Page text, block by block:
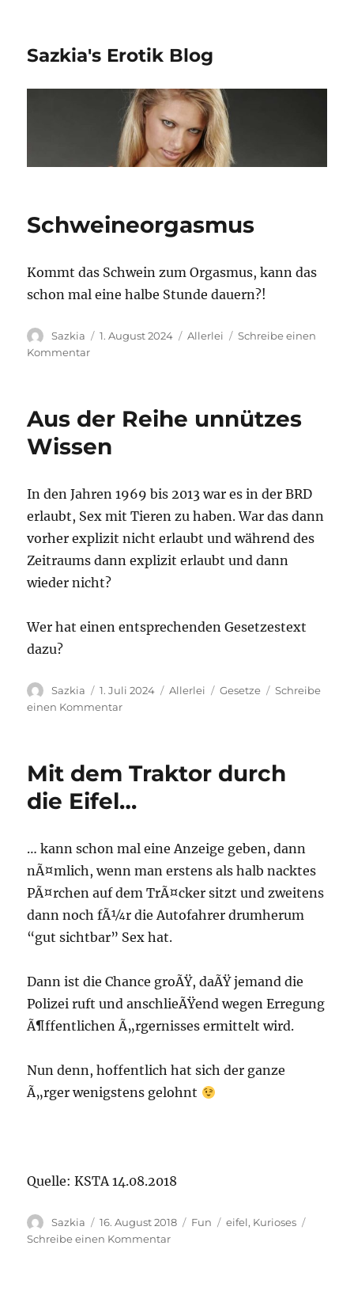
Sazkia's Erotik Blog
Schweineorgasmus
Kommt das Schwein zum Orgasmus, kann das
schon mal eine halbe Stunde dauern?!
Autor
Sazkia
Veröffentlicht
1. August 2024 Kategorien
Allerlei
Schreibe einen
Kommentar
Aus der Reihe unnützes
Wissen
In den Jahren 1969 bis 2013 war es in der BRD
erlaubt, Sex mit Tieren zu haben. War das dann
vorher explizit nicht erlaubt und während des
Zeitraums dann explizit erlaubt und dann
wieder nicht?
Wer hat einen entsprechenden Gesetzestext
dazu?
Autor
Sazkia
Veröffentlicht
am
1. Juli 2024 Kategorien
Allerlei Schlagwörter
Gesetze
Schreibe
einen Kommentar
unnützes
Mit dem Traktor durch
die Eifel…
… kann schon mal eine Anzeige geben, dann
nÃ¤mlich, wenn man erstens als halb nacktes
PÃ¤rchen auf dem TrÃ¤cker sitzt und zweitens
dann noch fÃ¼r die Autofahrer drumherum
“gut sichtbar” Sex hat.
Dann ist die Chance groÃŸ, daÃŸ jemand die
Polizei ruft und anschlieÃŸend wegen Erregung
Ã¶ffentlichen Ã„rgernisses ermittelt wird.
Nun denn, hoffentlich hat sich der ganze
Ã„rger wenigstens gelohnt
Quelle: KSTA 14.08.2018
Autor
Sazkia
Veröffentlicht
am
16. August 2018 Kategorien
Fun Schlagwörter
eifel, Kurioses
Schreibe einen Kommentar